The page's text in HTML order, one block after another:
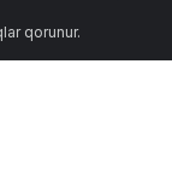
qorunur.